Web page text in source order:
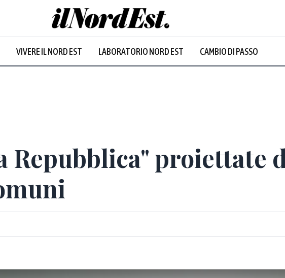
VIVERE IL NORD EST LABORATORIO NORD EST CAMBIO DI PASSO
Temporali
Repubblica" proiettate